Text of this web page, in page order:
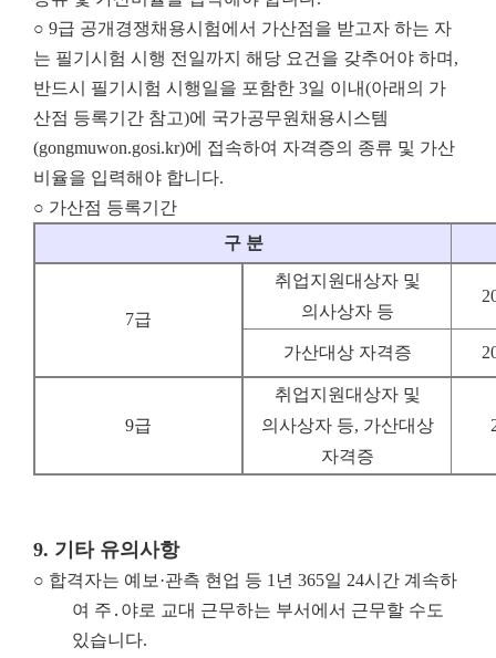
○ 9급 공개경쟁채용시험에서 가산점을 받고자 하는 자
는 필기시험 시행 전일까지 해당 요건을 갖추어야 하며,
반드시 필기시험 시행일을 포함한 3일 이내(아래의 가
산점 등록기간 참고)에 국가공무원채용시스템
(gongmuwon.gosi.kr)에 접속하여 자격증의 종류 및 가산
비율을 입력해야 합니다.
○ 가산점 등록기간
구 분
7급
취업지원대상자 및
의사상자 등
가산대상 자격증
9급
취업지원대상자 및
의사상자 등, 가산대상
자격증
9. 기타 유의사항
○ 합격자는 예보·관측 현업 등 1년 365일 24시간 계속하
여 주․야로 교대 근무하는 부서에서 근무할 수도
있습니다.